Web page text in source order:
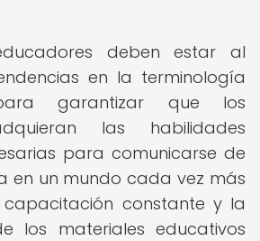
deben estar al
en la terminología
garantizar que los
las habilidades
para comunicarse de
en un mundo cada vez más
capacitación constante y la
los materiales educativos